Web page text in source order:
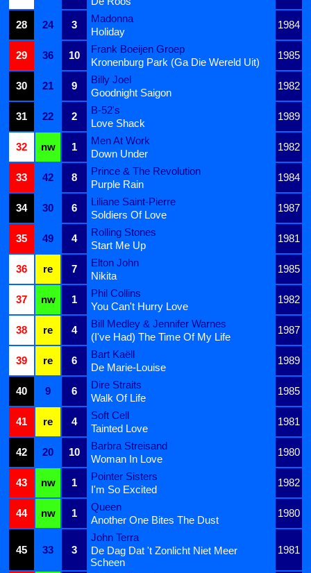
28
24 3
Madonna
1984
Holiday
29
36 10
Frank Boeijen Groep
1985
Kronenburg Park (Ga Die Wereld Uit)
30
21 9
Billy Joel
1982
Goodnight Saigon
31
22 2
B-52's
1989
Love Shack
32
nw 1
Men At Work
1982
Down Under
33
42 8
Prince & The Revolution
1984
Purple Rain
34
30 6
Liliane Saint-Pierre
1987
Soldiers Of Love
35
49 4
Rolling Stones
1981
Start Me Up
36
re 7
Elton John
1985
Nikita
37
nw 1
Phil Collins
1982
You Can't Hurry Love
38
re 4
Bill Medley & Jennifer Warnes
1987
(I've Had) The Time Of My Life
39
re 6
Bart Kaëll
1989
De Marie-Louise
40
9 6
Dire Straits
1985
Walk Of Life
41
re 4
Soft Cell
1981
Tainted Love
42
20 10
Barbra Streisand
1980
Woman In Love
43
nw 1
Pointer Sisters
1982
I'm So Excited
44
nw 1
Queen
1980
Another One Bites The Dust
45 33 3
John Terra
1981
De Dag Dat 't Zonlicht Niet Meer
Scheen